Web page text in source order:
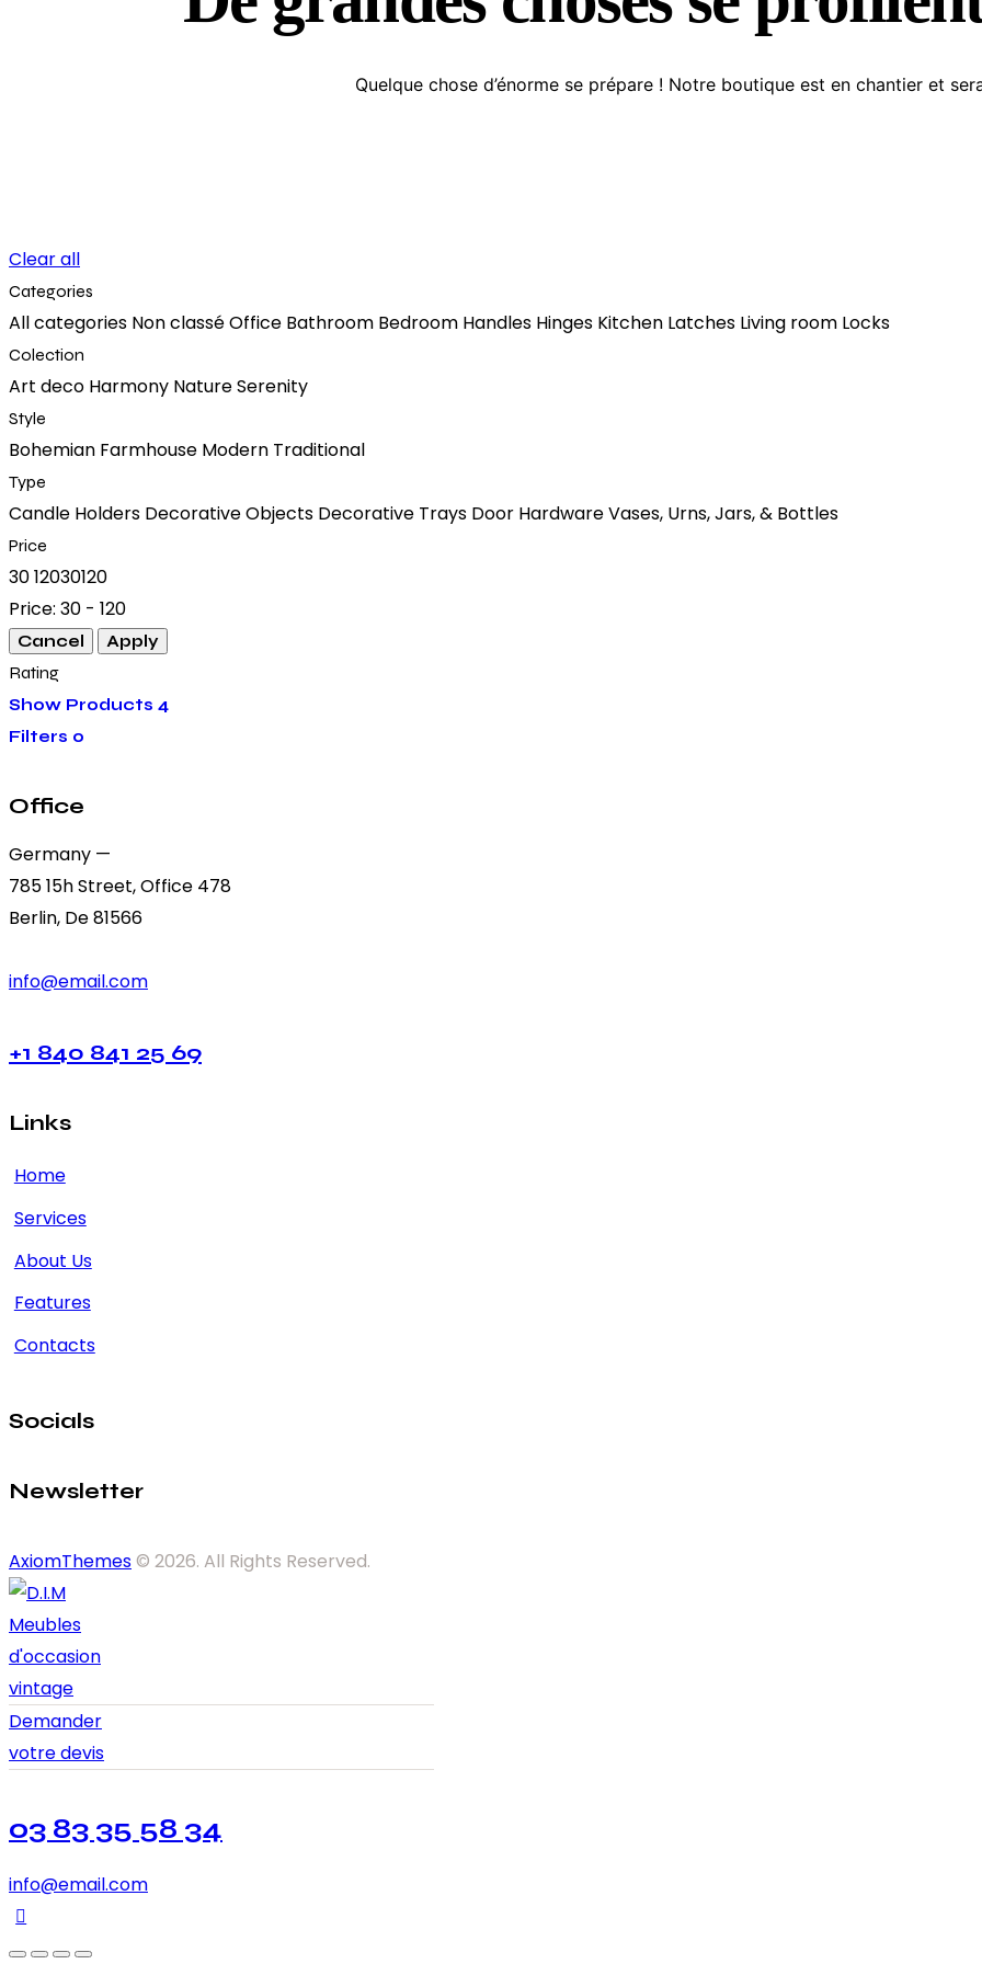
Quelque chose d’énorme se prépare ! Notre boutique est en chantier et
Clear all
Categories
All categories Non classéOffice Bathroom Bedroom Handles Hinges Kitchen Latches Living room Locks
Colection
Art deco Harmony NatureSerenity
Style
Bohemian Farmhouse Modern Traditional
Type
Candle Holders Decorative Objects Decorative Trays Door HardwareVases, Urns, Jars, & Bottles
Price
3012030120
Price: 30 - 120
Rating
Show Products 4
Filters 0
Office
Germany —
785 15h Street, Office 478
Berlin, De 81566
info@email.com
+1 840 841 25 69
Links
Home
Services
About Us
Features
Contacts
Socials
Newsletter
AxiomThemes© 2026. All Rights Reserved.
Meubles
d'occasion
vintage
Demander
votre devis
03 83 35 58 34
info@email.com